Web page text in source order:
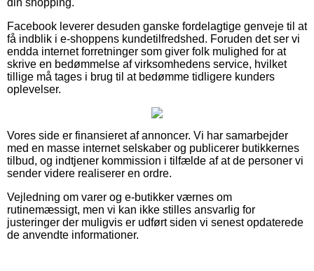
Facebook leverer desuden ganske fordelagtige genveje til at
få indblik i e-shoppens kundetilfredshed. Foruden det ser vi
endda internet forretninger som giver folk mulighed for at
skrive en bedømmelse af virksomhedens service, hvilket
tillige må tages i brug til at bedømme tidligere kunders
oplevelser.
Vores side er finansieret af annoncer. Vi har samarbejder
med en masse internet selskaber og publicerer butikkernes
tilbud, og indtjener kommission i tilfælde af at de personer vi
sender videre realiserer en ordre.
Vejledning om varer og e-butikker værnes om
rutinemæssigt, men vi kan ikke stilles ansvarlig for
justeringer der muligvis er udført siden vi senest opdaterede
de anvendte informationer.